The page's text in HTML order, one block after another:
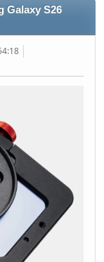
Galaxy S26